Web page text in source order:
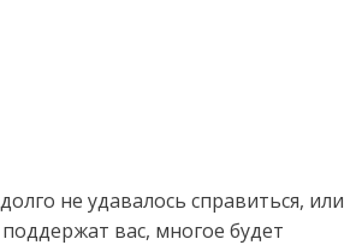
не удавалось справиться, или
вас, многое будет